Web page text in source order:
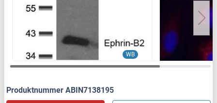
WB
Produktnummer ABIN7138195